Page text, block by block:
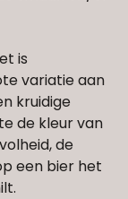
is
variatie aan
kruidige
de kleur van
de
een bier het